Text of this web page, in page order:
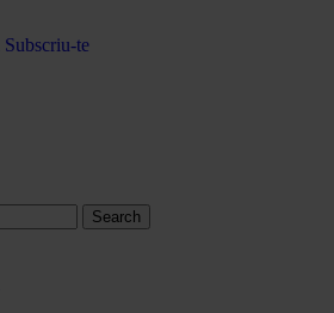
Subscriu-te